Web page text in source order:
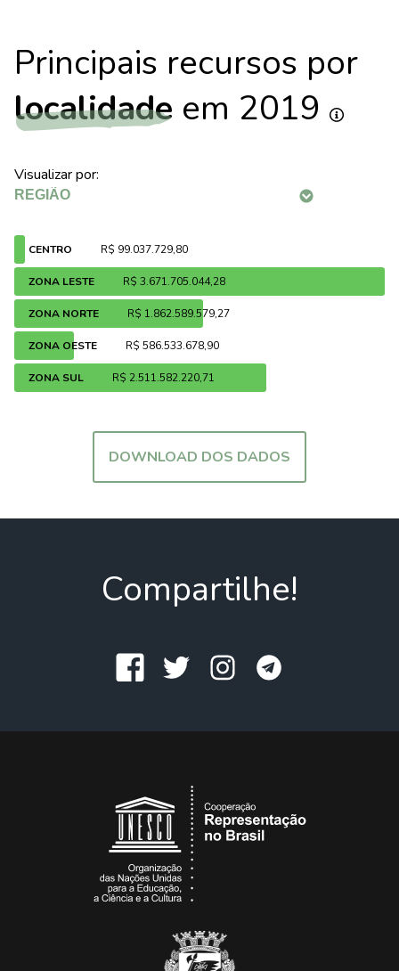
Principais recursos por
localidade em 2019
Visualizar por:
CENTRO R$ 99.037.729,80
ZONA LESTE R$ 3.671.705.044,28
ZONA NORTE R$ 1.862.589.579,27
ZONA OESTE R$ 586.533.678,90
ZONA SUL R$ 2.511.582.220,71
DOWNLOAD DOS DADOS
Compartilhe!